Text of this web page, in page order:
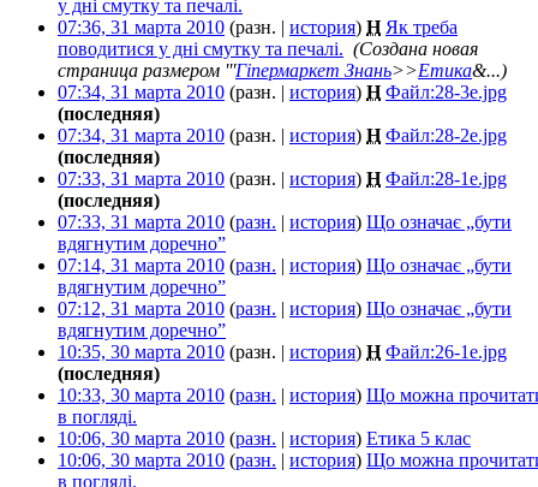
у дні смутку та печалі.
07:36, 31 марта 2010 (разн. | история) Н Як треба
поводитися у дні смутку та печалі. (Создана новая
страница размером '''Гіпермаркет Знань>>Етика&...)
07:34, 31 марта 2010 (разн. | история) Н Файл:28-3e.jpg
(последняя)
07:34, 31 марта 2010 (разн. | история) Н Файл:28-2e.jpg
(последняя)
07:33, 31 марта 2010 (разн. | история) Н Файл:28-1e.jpg
(последняя)
07:33, 31 марта 2010 (разн. | история) Що означає „бути
вдягнутим доречно”
07:14, 31 марта 2010 (разн. | история) Що означає „бути
вдягнутим доречно”
07:12, 31 марта 2010 (разн. | история) Що означає „бути
вдягнутим доречно”
10:35, 30 марта 2010 (разн. | история) Н Файл:26-1e.jpg
(последняя)
10:33, 30 марта 2010 (разн. | история) Що можна
в погляді.
10:06, 30 марта 2010 (разн. | история) Етика 5 клас
10:06, 30 марта 2010 (разн. | история) Що можна
в погляді.